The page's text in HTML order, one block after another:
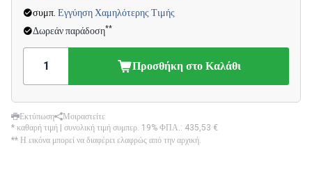
συμπ. Εγγύηση Χαμηλότερης Τιμής
Δωρεάν παράδοση**
Προσθήκη στο Καλάθι
Εκτύπωση
Μοιραστείτε
* καθαρή τιμή | συνολική τιμή συμπερ. 19% ΦΠΑ.: 435,53 €
** Η εικόνα μπορεί να διαφέρει ελαφρώς από την αρχική.